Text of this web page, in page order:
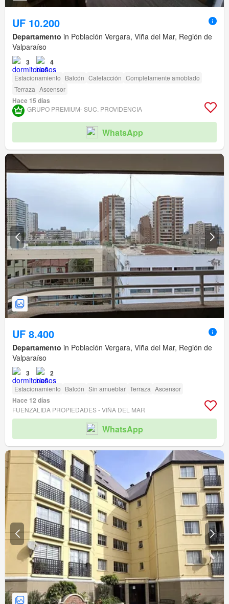
UF 10.200
Departamento in Población Vergara, Viña del Mar, Región de
Valparaíso
3 4
Estacionamiento Balcón Calefacción Completamente amoblado
Terraza Ascensor
Hace 15 días
GRUPO PREMIUM- SUC. PROVIDENCIA
WhatsApp
UF 8.400
Departamento in Población Vergara, Viña del Mar, Región de
Valparaíso
3 2
Estacionamiento Balcón Sin amueblar Terraza Ascensor
Hace 12 días
FUENZALIDA PROPIEDADES - VIÑA DEL MAR
WhatsApp